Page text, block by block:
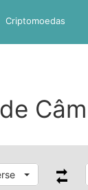
Criptomoedas